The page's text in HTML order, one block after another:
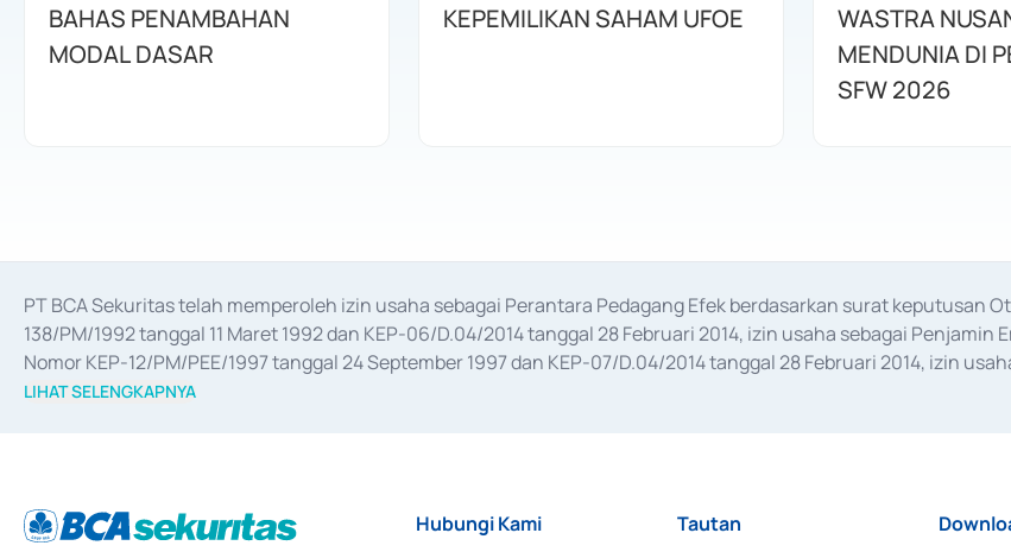
BAHAS PENAMBAHAN
MODAL DASAR
KEPEMILIKAN SAHAM UFOE
WASTRA
MENDUNIA DI
SFW 2026
PT BCA Sekuritas telah memperoleh izin usaha sebagai Perantara Pedagang Efek berdasarkan surat keputusan
138/PM/1992 tanggal 11 Maret 1992 dan KEP-06/D.04/2014 tanggal 28 Februari 2014, izin usaha sebagai
Nomor KEP-12/PM/PEE/1997 tanggal 24 September 1997 dan KEP-07/D.04/2014 tanggal 28 Februari 2014, izin
merger, akuisisi, divestasi, dan
LIHAT SELENGKAPNYA
Hubungi Kami Tautan